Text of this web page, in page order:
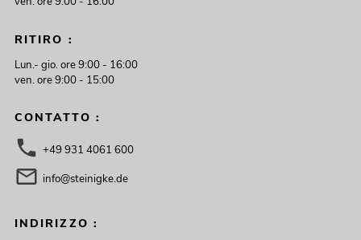
RITIRO :
Lun.- gio. ore 9:00 - 16:00
ven. ore 9:00 - 15:00
CONTATTO :
+49 931 4061 600
info@steinigke.de
INDIRIZZO :